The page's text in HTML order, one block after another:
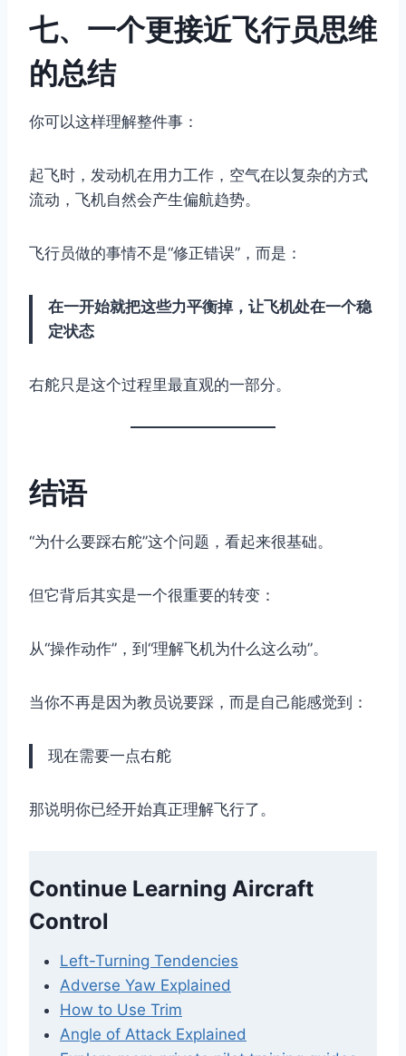
七、一个更接近飞行员思维
的总结
你可以这样理解整件事：
起飞时，发动机在用力工作，空气在以复杂的方式
流动，飞机自然会产生偏航趋势。
飞行员做的事情不是“修正错误”，而是：
在一开始就把这些力平衡掉，让飞机处在一个稳
定状态
右舵只是这个过程里最直观的一部分。
结语
“为什么要踩右舵”这个问题，看起来很基础。
但它背后其实是一个很重要的转变：
从“操作动作”，到“理解飞机为什么这么动”。
当你不再是因为教员说要踩，而是自己能感觉到：
现在需要一点右舵
那说明你已经开始真正理解飞行了。
Continue Learning Aircraft
Control
Left-Turning Tendencies
Adverse Yaw Explained
How to Use Trim
Angle of Attack Explained